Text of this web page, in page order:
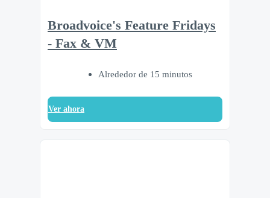
Broadvoice's Feature Fridays
- Fax & VM
Alrededor de 15 minutos
Ver ahora